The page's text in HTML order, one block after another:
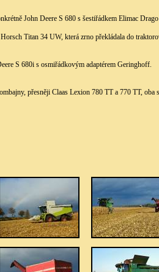
John Deere S 680 s šestiřádkem Elimac Drago
Titan 34 UW, která zrno překládala do
S 680i s osmiřádkovým adaptérem Geringhoff.
přesněji Claas Lexion 780 TT a 770 TT, oba s